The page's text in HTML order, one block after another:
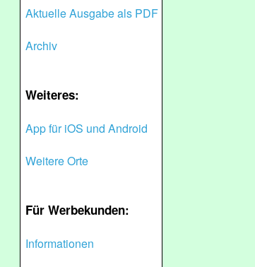
Aktuelle Ausgabe als PDF
Archiv
Weiteres:
App für iOS und Android
Weitere Orte
Für Werbekunden:
Informationen